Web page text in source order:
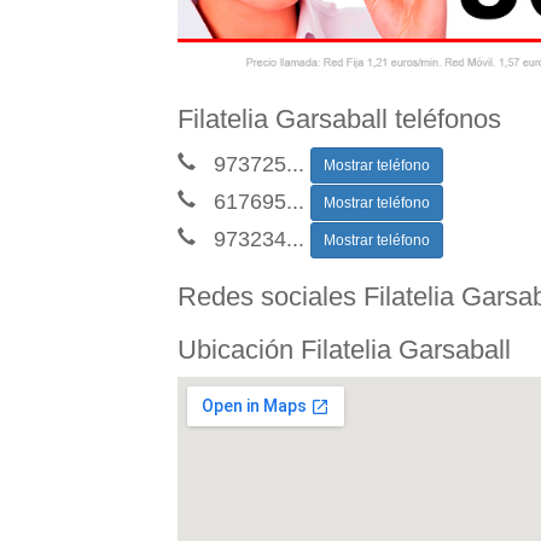
Filatelia Garsaball teléfonos
973725... Mostrar teléfono
617695... Mostrar teléfono
973234... Mostrar teléfono
Redes sociales Filatelia
Ubicación Filatelia Garsaball